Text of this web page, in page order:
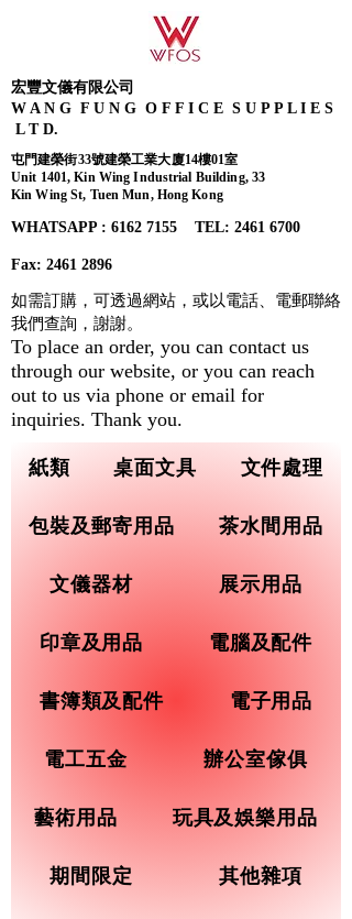
宏豐文儀有限公司
W A N G F U N G O F F I C E S U P P L I E S
L T D.
屯門建榮街33號建榮工業大廈14樓01室
Unit 1401, Kin Wing Industrial Building, 33
Kin Wing St, Tuen Mun, Hong Kong
WHATSAPP : 6162 7155​ TEL: 2461 6700
Fax: 2461 2896
紙類 桌面文具 文件處理
包裝及郵寄用品 茶水間用品
文儀器材 展示用品
印章及用品 電腦及配件
書簿類及配件 電子用品
電工五金 辦公室傢俱
藝術用品 玩具及娛樂用品
期間限定 其他雜項
如需訂購，可透過網站，或以電話、電郵聯絡
我們查詢， 謝謝。
To place an order, you can contact us
through our website, or you can reach
out to us via phone or email for
inquiries. Thank you.